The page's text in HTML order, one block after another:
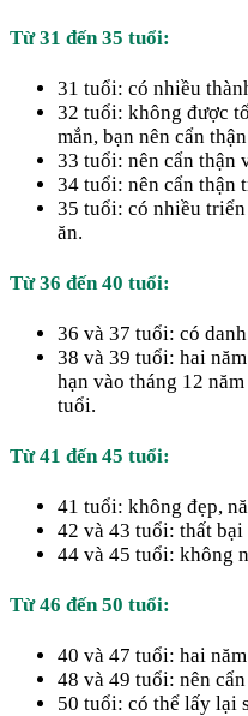
Từ 31 đến 35 tuổi:
31 tuổi: có nhiều
32 tuổi: không được
mắn, bạn nên cẩn
33 tuổi: nên cẩn thận
34 tuổi: nên cẩn thận
35 tuổi: có nhiều
ăn.
Từ 36 đến 40 tuổi:
36 và 37 tuổi: có
38 và 39 tuổi: hai
hạn vào tháng 12
tuổi.
Từ 41 đến 45 tuổi:
41 tuổi: không đẹp,
42 và 43 tuổi: thất bại
44 và 45 tuổi: không
Từ 46 đến 50 tuổi:
40 và 47 tuổi: hai
48 và 49 tuổi: nên
50 tuổi: có thể lấy lại